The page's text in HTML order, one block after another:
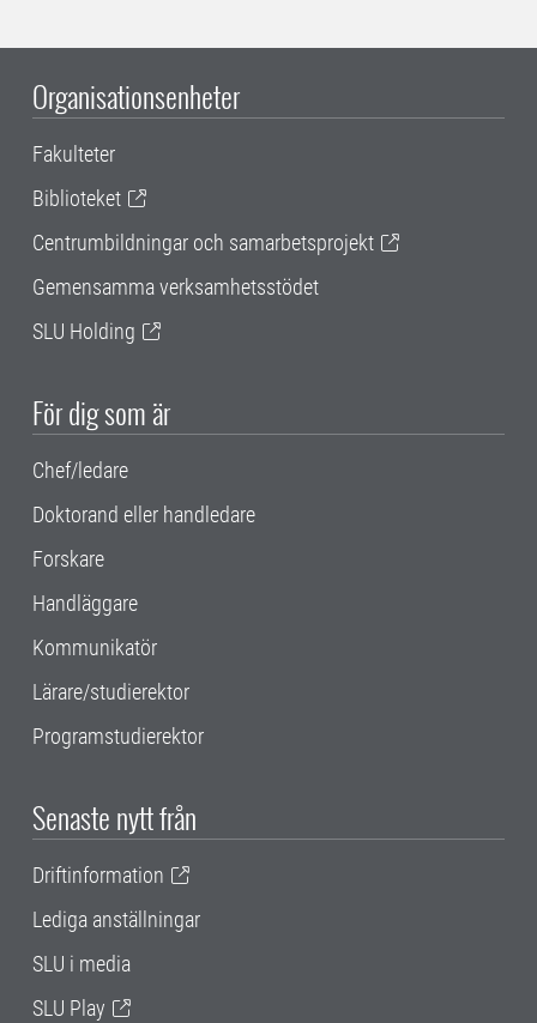
Organisationsenheter
Fakulteter
Biblioteket
Centrumbildningar och samarbetsprojekt
Gemensamma verksamhetsstödet
SLU Holding
För dig som är
Chef/ledare
Doktorand eller handledare
Forskare
Handläggare
Kommunikatör
Lärare/studierektor
Programstudierektor
Senaste nytt från
Driftinformation
Lediga anställningar
SLU i media
SLU Play